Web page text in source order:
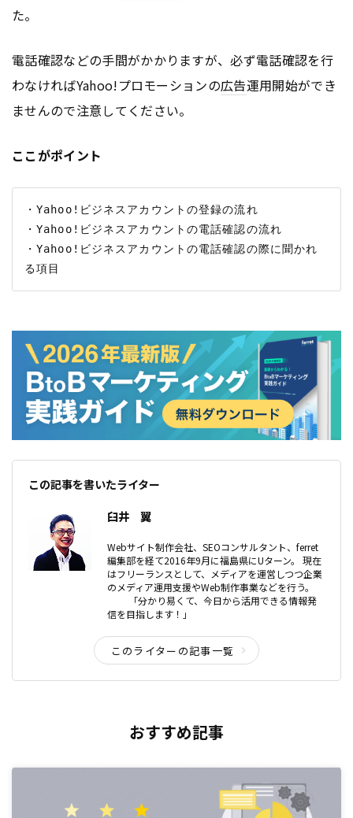
た。
電話確認などの手間がかかりますが、必ず電話確認を行
わなければYahoo!プロモーションの広告運用開始ができ
ませんので注意してください。
ここがポイント
・Yahoo!ビジネスアカウントの登録の流れ
・Yahoo!ビジネスアカウントの電話確認の流れ
・Yahoo!ビジネスアカウントの電話確認の際に聞かれ
この記事を書いたライター
臼井 翼
Webサイト制作会社、SEOコンサルタント、ferret
編集部を経て2016年9月に福島県にUターン。 現在
はフリーランスとして、メディアを運営しつつ企業
のメディア運用支援やWeb制作事業などを行う。
「分かり易くて、今日から活用できる情報発
信を目指します！」
このライターの記事一覧
おすすめ記事